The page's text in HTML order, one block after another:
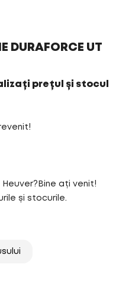
DURAFORCE UT
prețul și stocul
ați venit!
și stocurile.